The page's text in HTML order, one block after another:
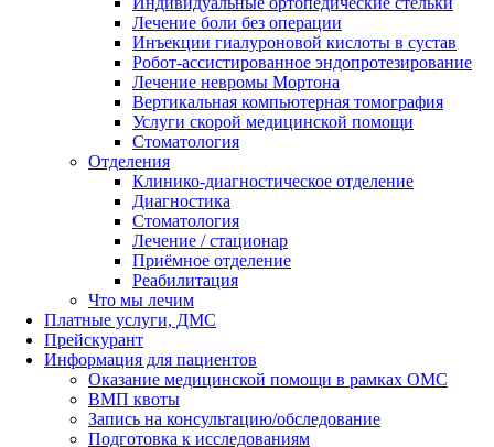
Лечение боли без операции
Инъекции гиалуроновой кислоты в сустав
Робот-ассистированное эндопротезирование
Лечение невромы Мортона
Вертикальная компьютерная томография
Услуги скорой медицинской помощи
Стоматология
Отделения
Клинико-диагностическое отделение
Диагностика
Стоматология
Лечение / стационар
Приёмное отделение
Реабилитация
Что мы лечим
Платные услуги, ДМС
Прейскурант
Информация для пациентов
Оказание медицинской помощи в рамках ОМС
ВМП квоты
Запись на консультацию/обследование
Подготовка к исследованиям